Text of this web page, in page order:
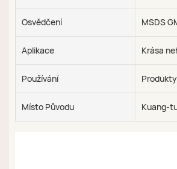
Osvědčení MSDS
Aplikace Krása
Používání
Místo Původu Kuang-